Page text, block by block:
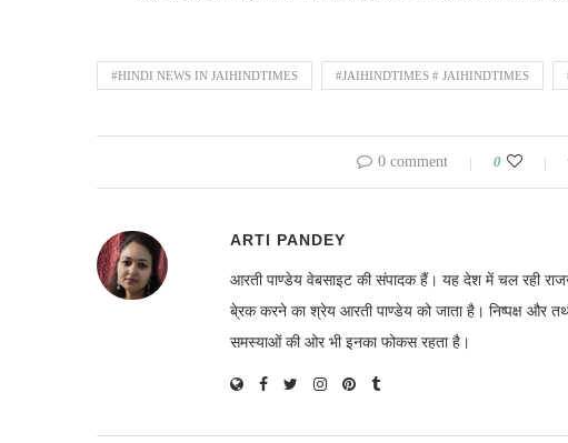
#HINDI NEWS IN JAIHINDTIMES #JAIHINDTIMES # JAIHINDTIMES
0 comment 0
ARTI PANDEY
आरती पाण्डेय वेबसाइट की संपादक हैं। यह देश में चल रही
बे्रक करने का श्रेय आरती पाण्डेय को जाता है। निष्पक्ष और
समस्याओं की ओर भी इनका फोकस रहता है।